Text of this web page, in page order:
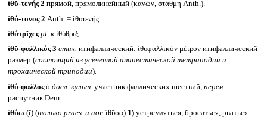
ἰθῠ-τενής 2 прямой, прямолинейный (κανών, στάθμη Anth.).
ἰθύ-τονος 2 Anth. = ἰθυτενής.
ἰθύτρῐχες pl. кἰθύθριξ.
ἰθῠ-φαλλικός 3 стих. итифаллический: ἰθυφαλλικὸν μέτρον итифаллический
размер (состоящий из усеченной анапестической тетраподии и
трохаической триподии).
ἰθύ-φαλλοςὁ досл. культ. участник фаллических шествий, перен.
распутник Dem.
ἰθύω (ῑ) (только praes. и aor. ἴθῡσα) 1)устремляться, бросаться, рваться